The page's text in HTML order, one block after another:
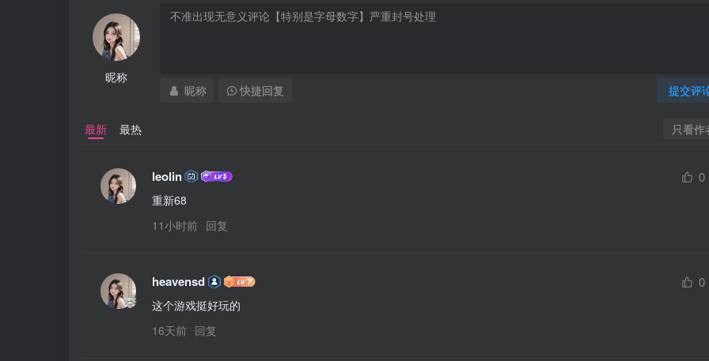
昵称
提交评
昵称 快捷回复
最新 最热 只看作
leolin 0
重新68
11小时前 回复
heavensd 0
这个游戏挺好玩的
16天前 回复